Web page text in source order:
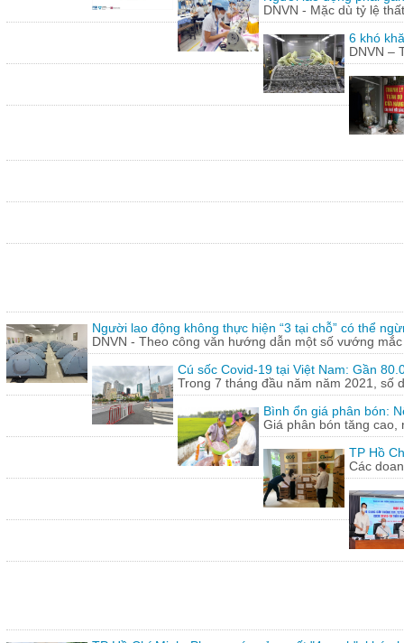
DNVN - Mặc dù tỷ lệ
6 khó
DNVN –
Người lao động không thực hiện “3 tại chỗ” có thể
DNVN - Theo công văn hướng dẫn một số vướng
Cú sốc Covid-19 tại Việt Nam: Gần
Trong 7 tháng đầu năm năm 2021, số
Bình ổn giá phân bón:
Giá phân bón tăng
TP Hồ
Các